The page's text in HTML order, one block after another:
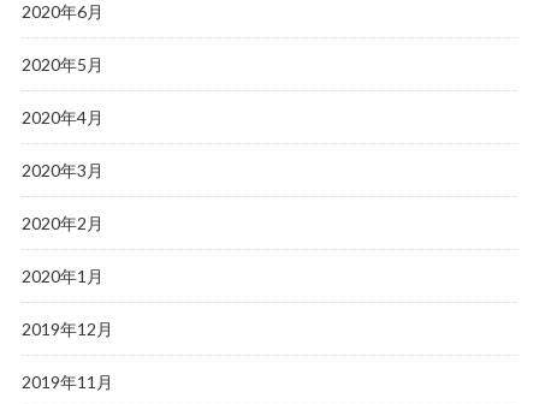
2020年6月
2020年5月
2020年4月
2020年3月
2020年2月
2020年1月
2019年12月
2019年11月